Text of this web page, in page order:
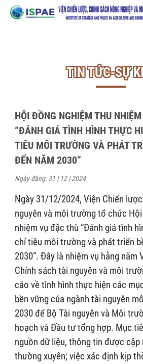
TIN TỨC-SỰ
HỘI ĐỒNG NGHIỆM THU
“ĐÁNH GIÁ TÌNH HÌNH THỰC
TIÊU MÔI TRƯỜNG VÀ PHÁT
ĐẾN NĂM 2030”
Ngày đăng: 31 | 12 | 2024
Ngày 31/12/2024, Viện Chiến
nguyên và môi trường tổ chức
nhiệm vụ đặc thù “Đánh giá tình
chỉ tiêu môi trường và phát triển
2030”. Đây là nhiệm vụ hằng năm
Chính sách tài nguyên và môi
cáo về tình hình thực hiện các
bền vững của ngành tài nguyên
2030 để Bộ Tài nguyên và Môi
hoạch và Đầu tư tổng hợp. Mục
nguồn dữ liệu, thông tin được cập
thường xuyên; việc xác định kịp